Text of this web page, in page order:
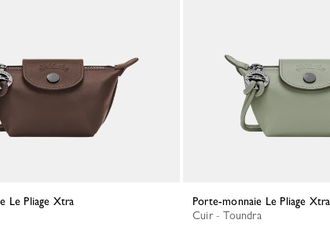
Le Pliage Xtra
Porte-monnaie Le Pliage Xtra
Cuir - Toundra